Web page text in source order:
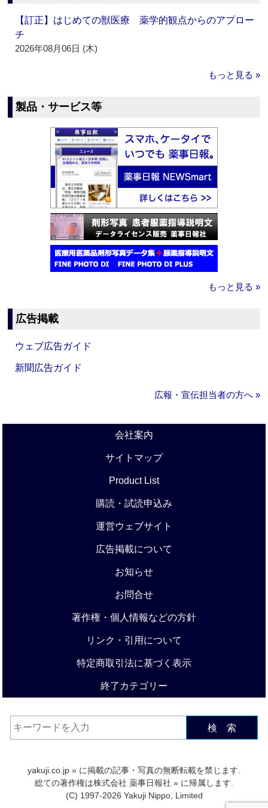
【訂正】はじめての獣医療 薬学的観点からのアプロー
チ
2026年08月06日 (木)
もっと見る »
製品・サービス等
もっと見る »
広告掲載
ウェブ広告ガイド
新聞広告ガイド
広報・宣伝担当者の方へ »
会社案内
サイトマップ
Product List
購読・試読申込み
運営ウェブサイト
広告掲載について
お知らせ
お問合せ
著作権・個人情報などの方針
リンク・引用について
特定商取引法に基づく表示
終了カテゴリー
検 索
yakuji.co.jp » に掲載の記事・写真の無断転載を禁じます.
総ての著作権は株式会社 薬事日報社 » に帰属します.
(C) 1997-2026 Yakuji Nippo, Limited